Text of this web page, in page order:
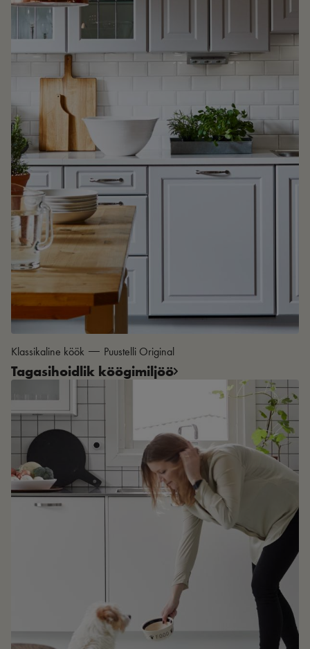
Klassikaline köök Puustelli Original
Tagasihoidlik köögimiljöö